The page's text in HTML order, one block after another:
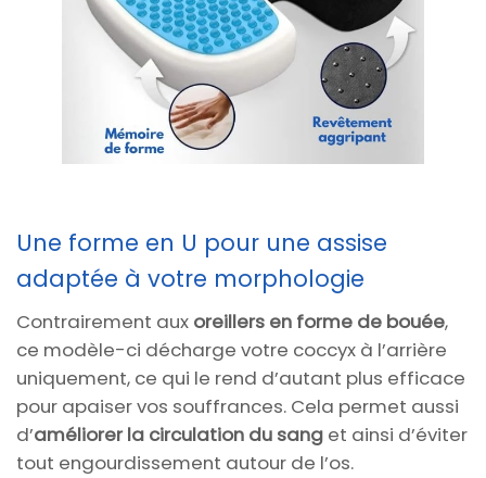
Une forme en U pour une assise
adaptée à votre morphologie
Contrairement aux oreillers en forme de bouée,
ce modèle-ci décharge votre coccyx à l’arrière
uniquement, ce qui le rend d’autant plus efficace
pour apaiser vos souffrances. Cela permet aussi
d’améliorer la circulation du sang et ainsi d’éviter
tout engourdissement autour de l’os.